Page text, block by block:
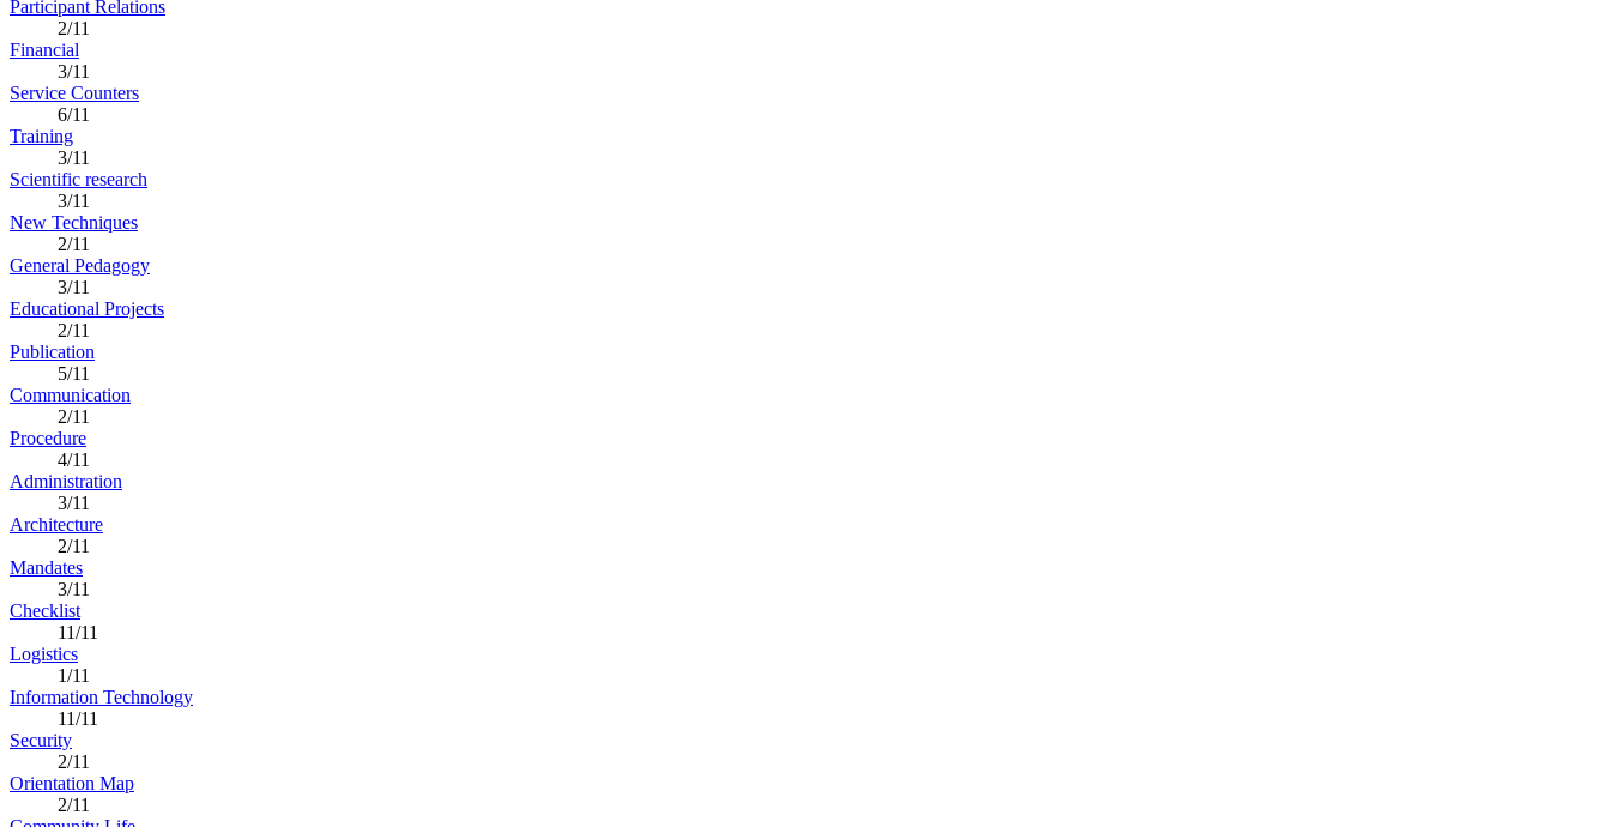
Participant Relations
2/11
Financial
3/11
Service Counters
6/11
Training
3/11
Scientific research
3/11
New Techniques
2/11
General Pedagogy
3/11
Educational Projects
2/11
Publication
5/11
Communication
2/11
Procedure
4/11
Administration
3/11
Architecture
2/11
Mandates
3/11
Checklist
11/11
Logistics
1/11
Information Technology
11/11
Security
2/11
Orientation Map
2/11